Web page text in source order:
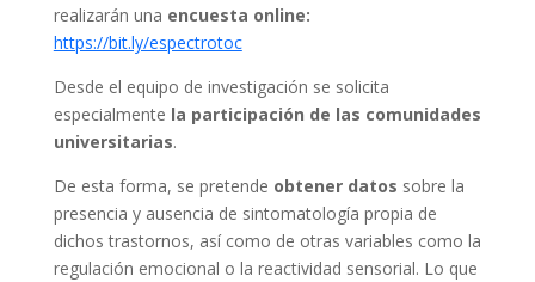
realizarán una encuesta online:
https://bit.ly/espectrotoc
Desde el equipo de investigación se solicita
especialmente la participación de las comunidades
universitarias.
De esta forma, se pretende obtener datos sobre la
presencia y ausencia de sintomatología propia de
dichos trastornos, así como de otras variables como la
regulación emocional o la reactividad sensorial. Lo que